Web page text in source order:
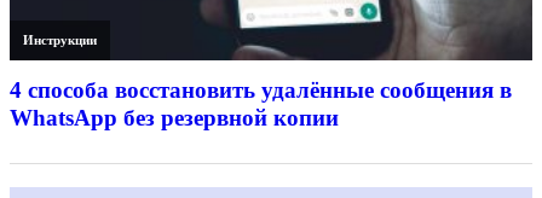
Инструкции
4 способа восстановить удалённые сообщения в
WhatsApp без резервной копии